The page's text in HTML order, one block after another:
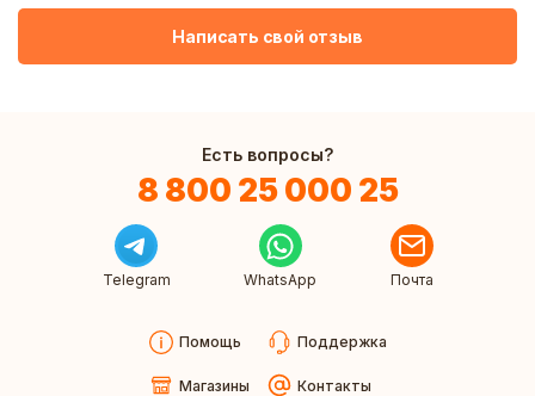
Написать свой отзыв
Есть вопросы?
8 800 25 000 25
Telegram WhatsApp Почта
Помощь Поддержка
Магазины Контакты